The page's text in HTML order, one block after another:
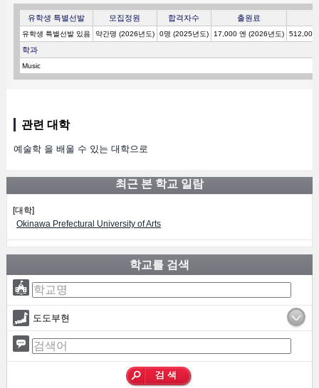
유학생 특별선발 모집정원 합격자수 출원료
유학생 특별선발 있음 약간명 (2026년도) 0명 (2025년도) 17,000 엔 (2026년도) 512,000
학과
Music
관련 대학
예술학 을 배울 수 있는 대학으로
최근 본 학교 일람
[대학]
Okinawa Prefectural University of Arts
학교를 검색
도도부현